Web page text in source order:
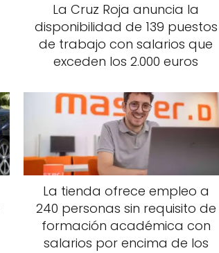
La Cruz Roja anuncia la
disponibilidad de 139 puestos
de trabajo con salarios que
exceden los 2.000 euros
La tienda ofrece empleo a
240 personas sin requisito de
formación académica con
salarios por encima de los